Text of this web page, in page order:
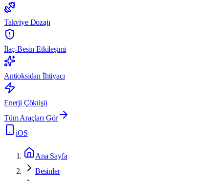
Takviye Dozajı
İlaç-Besin Etkileşimi
Antioksidan İhtiyacı
Enerji Çöküşü
Tüm Araçları Gör
iOS
Ana Sayfa
Besinler